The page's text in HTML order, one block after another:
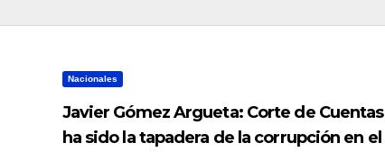
Nacionales
Javier Gómez Argueta: Corte de Cuentas
ha sido la tapadera de la corrupción en el